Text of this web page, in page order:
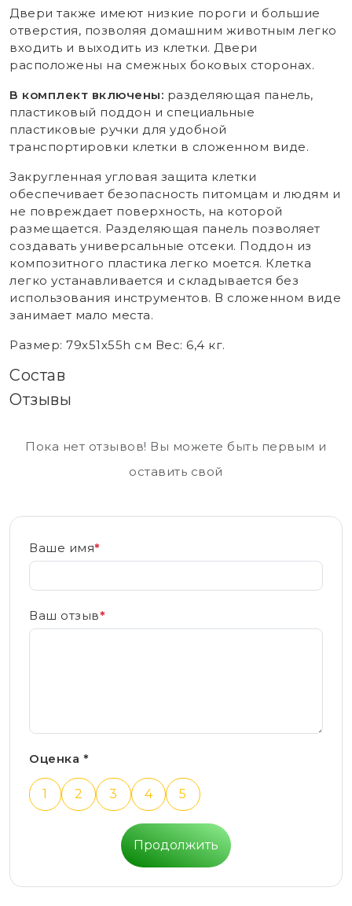
Двери также имеют низкие пороги и большие
отверстия, позволяя домашним животным легко
входить и выходить из клетки. Двери
расположены на смежных боковых сторонах.
В комплект включены: разделяющая панель,
пластиковый поддон и специальные
пластиковые ручки для удобной
транспортировки клетки в сложенном виде.
Закругленная угловая защита клетки
обеспечивает безопасность питомцам и людям и
не повреждает поверхность, на которой
размещается. Разделяющая панель позволяет
создавать универсальные отсеки. Поддон из
композитного пластика легко моется. Клетка
легко устанавливается и складывается без
использования инструментов. В сложенном виде
занимает мало места.
Размер: 79х51х55h см Вес: 6,4 кг.
Состав
Отзывы
Пока нет отзывов! Вы можете быть первым и
оставить свой
Ваше имя*
Ваш отзыв*
Оценка *
1 2 3 4 5
Продолжить